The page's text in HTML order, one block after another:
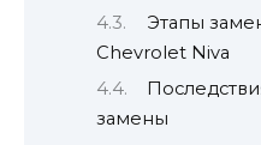
Этапы
Chevrolet Niva
замены